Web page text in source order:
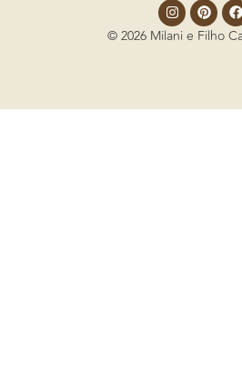
© 2026 Milani e Filho